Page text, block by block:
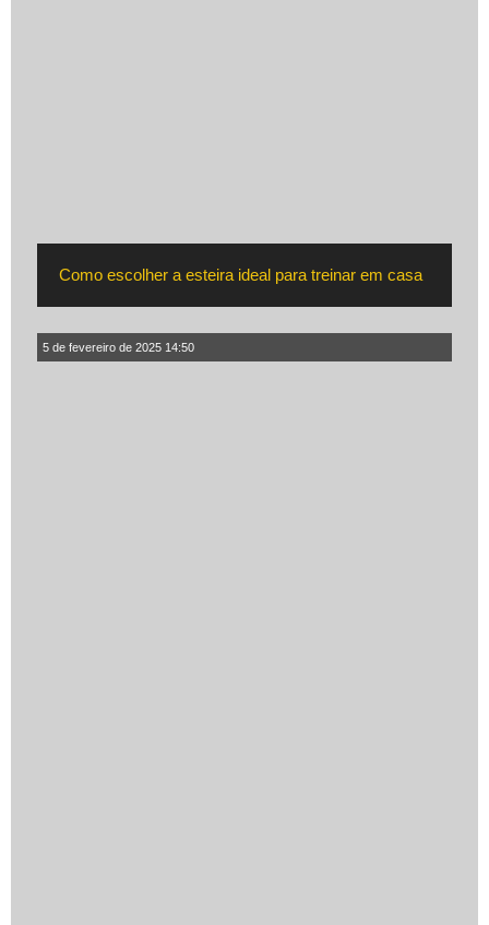
Como escolher a esteira ideal para treinar em casa
5 de fevereiro de 2025 14:50